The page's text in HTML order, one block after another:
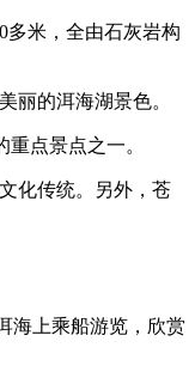
多米，全由石灰岩构
丽的洱海湖景色。
点景点之一。
化传统。另外，苍
海上乘船游览，欣赏